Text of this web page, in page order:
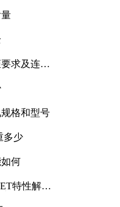
求及连接
格和型号
多少
何
特性解析